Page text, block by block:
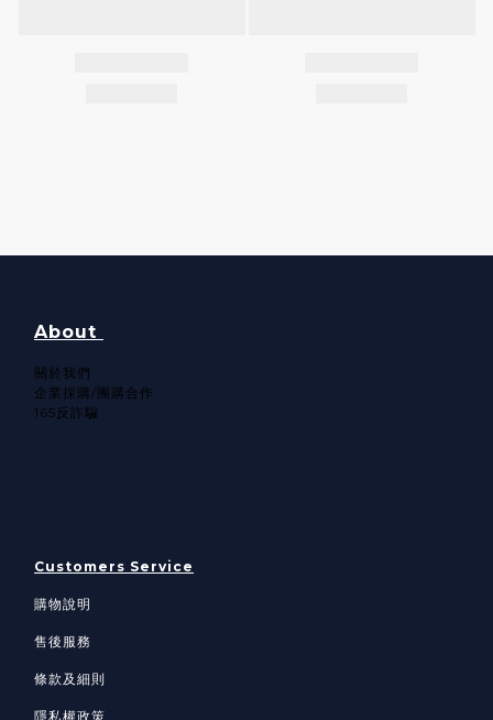
About
關於我們​
企業採購/團購合作
165反詐騙
Customers Service
購物說明
售後服務
條款及細則
隱私權政策